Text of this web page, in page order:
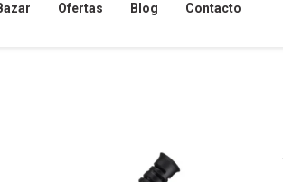
Ofertas Blog Contacto